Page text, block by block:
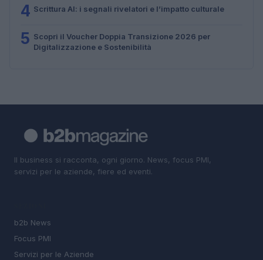
4 Scrittura AI: i segnali rivelatori e l’impatto culturale
5 Scopri il Voucher Doppia Transizione 2026 per
Digitalizzazione e Sostenibilità
Il business si racconta, ogni giorno. News, focus PMI,
servizi per le aziende, fiere ed eventi.
b2b News
Focus PMI
Servizi per le Aziende